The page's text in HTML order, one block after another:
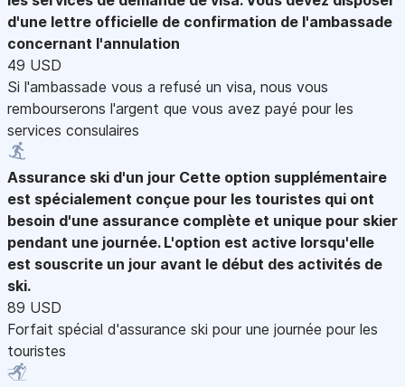
d'une lettre officielle de confirmation de l'ambassade
concernant l'annulation
49 USD
Si l'ambassade vous a refusé un visa, nous vous
rembourserons l'argent que vous avez payé pour les
services consulaires
Assurance ski d'un jour Cette option supplémentaire
est spécialement conçue pour les touristes qui ont
besoin d'une assurance complète et unique pour skier
pendant une journée. L'option est active lorsqu'elle
est souscrite un jour avant le début des activités de
ski.
89 USD
Forfait spécial d'assurance ski pour une journée pour les
touristes